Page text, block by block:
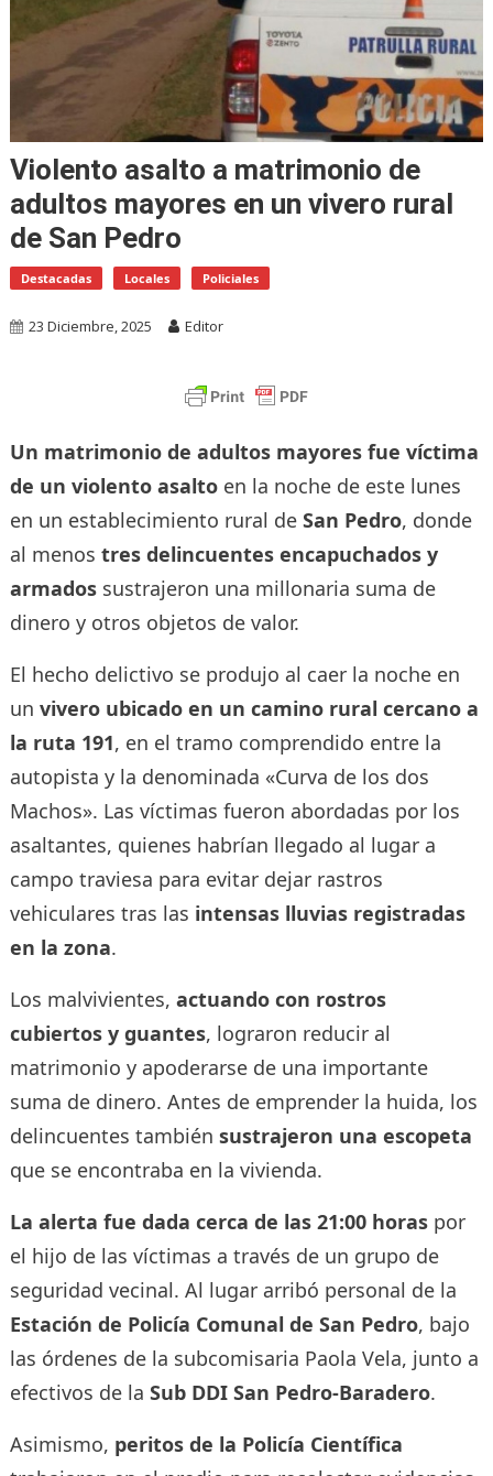
Violento asalto a matrimonio de
adultos mayores en un vivero rural
de San Pedro
Destacadas Locales Policiales
23 Diciembre, 2025 Editor
Un matrimonio de adultos mayores fue víctima
de un violento asaltoen la noche de este lunes
en un establecimiento rural de San Pedro, donde
al menos tres delincuentes encapuchados y
armadossustrajeron una millonaria suma de
dinero y otros objetos de valor.
El hecho delictivo se produjo al caer la noche en
un vivero ubicado en un camino rural cercano a
la ruta 191, en el tramo comprendido entre la
autopista y la denominada «Curva de los dos
Machos». Las víctimas fueron abordadas por los
asaltantes, quienes habrían llegado al lugar a
campo traviesa para evitar dejar rastros
vehiculares tras las intensas lluvias registradas
en la zona.
Los malvivientes, actuando con rostros
cubiertos y guantes, lograron reducir al
matrimonio y apoderarse de una importante
suma de dinero. Antes de emprender la huida, los
delincuentes también sustrajeron una escopeta
que se encontraba en la vivienda.
La alerta fue dada cerca de las 21:00 horaspor
el hijo de las víctimas a través de un grupo de
seguridad vecinal. Al lugar arribó personal de la
Estación de Policía Comunal de San Pedro, bajo
las órdenes de la subcomisaria Paola Vela, junto a
efectivos de la Sub DDI San Pedro-Baradero.
Asimismo, peritos de la Policía Científica